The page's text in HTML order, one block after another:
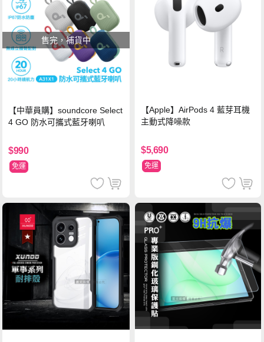
售完，補貨中
【中華員購】soundcore Select
4 GO 防水可攜式藍牙喇叭
$990
免運
【Apple】AirPods 4 藍芽耳機
主動式降噪款
$5,690
免運